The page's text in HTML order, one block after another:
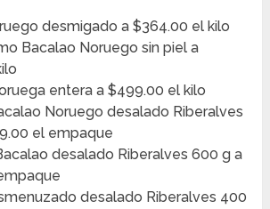
desmigado a $364.00 el kilo
Bacalao Noruego sin piel a
entera a $499.00 el kilo
Noruego desalado Riberalves
el empaque
desalado Riberalves 600 g a
desalado Riberalves 400